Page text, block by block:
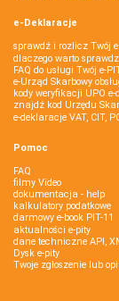
e-Deklaracje
sprawdź i rozlicz Twój
dlaczego warto
FAQ do usługi Twój e-
e-Urząd Skarbowy
kody weryfikacji UPO
znajdź kod Urzędu
e-deklaracje VAT, CIT,
Pomoc
FAQ
filmy Video
dokumentacja - help
kalkulatory podatkowe
darmowy e-book PIT-11
aktualności e-pity
dane techniczne API,
Dysk e-pity
Twoje zgłoszenie lub